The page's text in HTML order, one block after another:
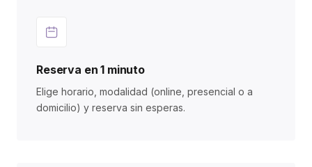
Reserva en 1 minuto
Elige horario, modalidad (online, presencial o a
domicilio) y reserva sin esperas.